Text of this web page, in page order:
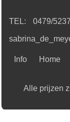
TEL: 0479/
Info Home
Alle prijzen